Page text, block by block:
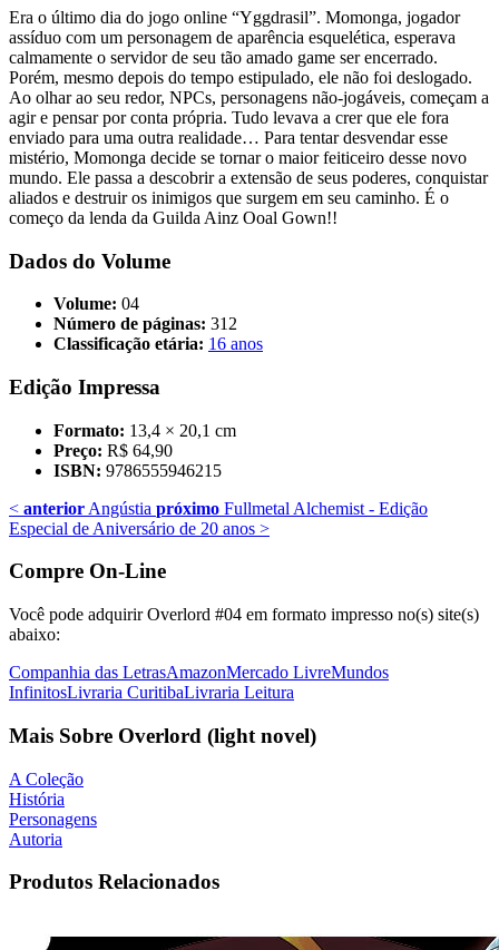
Era o último dia do jogo online “Yggdrasil”. Momonga, jogador
assíduo com um personagem de aparência esquelética, esperava
calmamente o servidor de seu tão amado game ser encerrado.
Porém, mesmo depois do tempo estipulado, ele não foi deslogado.
Ao olhar ao seu redor, NPCs, personagens não-jogáveis, começam a
agir e pensar por conta própria. Tudo levava a crer que ele fora
enviado para uma outra realidade… Para tentar desvendar esse
mistério, Momonga decide se tornar o maior feiticeiro desse novo
mundo. Ele passa a descobrir a extensão de seus poderes, conquistar
aliados e destruir os inimigos que surgem em seu caminho. É o
começo da lenda da Guilda Ainz Ooal Gown!!
Dados do Volume
Volume: 04
Número de páginas: 312
Classificação etária: 16 anos
Edição Impressa
Formato: 13,4 × 20,1 cm
Preço: R$ 64,90
ISBN: 9786555946215
< anterior Angústia próximo Fullmetal Alchemist - Edição
Especial de Aniversário de 20 anos >
Compre On-Line
Você pode adquirir Overlord #04 em formato impresso no(s) site(s)
abaixo:
Companhia das LetrasAmazonMercado LivreMundos
InfinitosLivraria CuritibaLivraria Leitura
Mais Sobre Overlord (light novel)
A Coleção
História
Personagens
Autoria
Produtos Relacionados